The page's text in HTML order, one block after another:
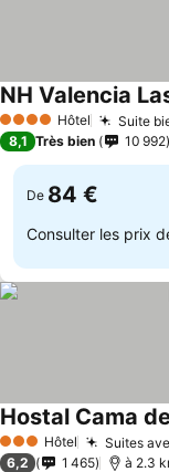
4 Étoiles Hôtel Suite
NH Valencia
8,1 Très bien 10 992
De 84 €
Consulter les prix
3 ÉtoilesHôtel Suites
Hostal Cama
6,2 1 465 à 2.3